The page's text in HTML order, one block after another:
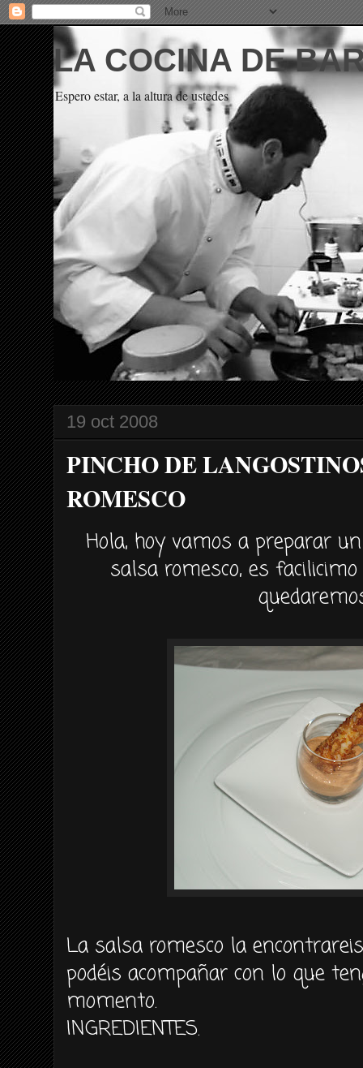
LA COCINA DE
Espero estar, a la altura de ustedes
19 oct 2008
PINCHO DE
ROMESCO
Hola, hoy vamos a preparar
salsa romesco, es
La salsa romesco la
podéis acompañar con lo que
momento.
INGREDIENTES.